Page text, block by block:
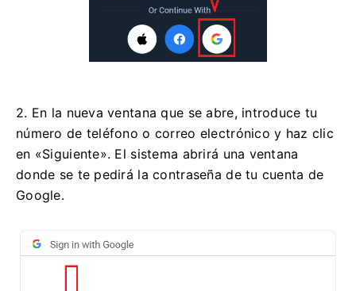
2. En la nueva ventana que se abre, introduce tu
número de teléfono o correo electrónico y haz clic
en «Siguiente». El sistema abrirá una ventana
donde se te pedirá la contraseña de tu cuenta de
Google.